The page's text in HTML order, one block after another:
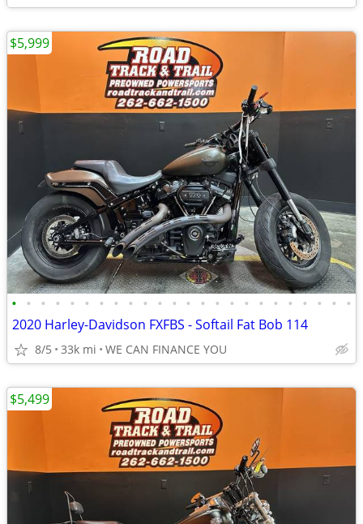
• • • • • • • • • • • • • • • • • • • • • • • •
2020 Harley-Davidson FXFBS - Softail Fat Bob 114
8/5 33k mi WE CAN FINANCE YOU
$5,999
$5,499